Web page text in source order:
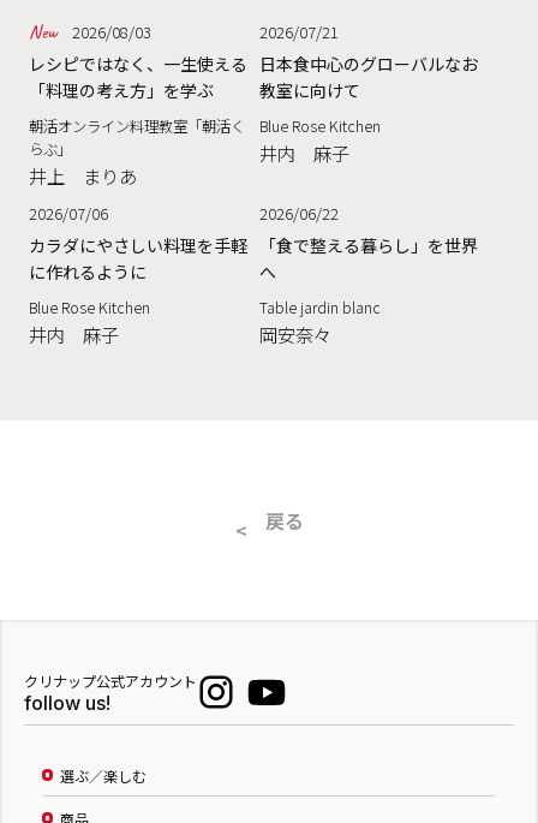
2026/08/03
レシピではなく、一生使える
「料理の考え方」を学ぶ
朝活オンライン料理教室「朝活く
らぶ」
井上 まりあ
2026/07/21
日本食中心のグローバルなお
教室に向けて
Blue Rose Kitchen
井内 麻子
2026/07/06
カラダにやさしい料理を手軽
に作れるように
Blue Rose Kitchen
井内 麻子
2026/06/22
「食で整える暮らし」を世界
へ
Table jardin blanc
岡安奈々
戻る
クリナップ公式アカウント
follow us!
選ぶ／楽しむ
商品